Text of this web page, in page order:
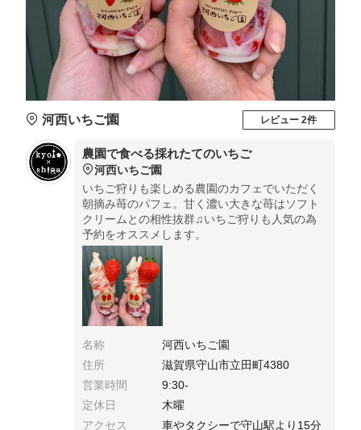
河西いちご園 レビュー 2件
農園で食べる採れたてのいちご
河西いちご園
いちご狩りも楽しめる農園のカフェでいただく
朝摘み苺のパフェ。甘く濃い大きな苺はソフト
クリームとの相性抜群♫いちご狩りも人気の為
予約をオススメします。
名称
河西いちご園
住所
滋賀県守山市立田町4380
営業時間
9:30-
定休日
木曜
アクセス
車やタクシーで守山駅より15分